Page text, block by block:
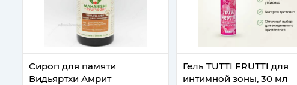
Сироп для памяти
Видьяртхи Амрит
Гель TUTTI FRUTTI для
интимной зоны, 30 мл